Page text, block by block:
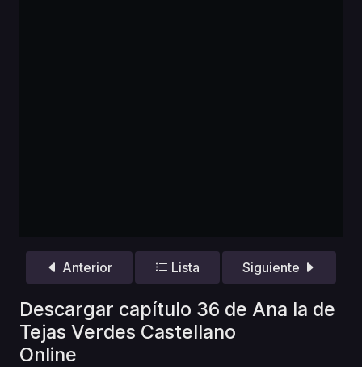
Anterior Lista Siguiente
Descargar capítulo 36 de Ana la de
Tejas Verdes Castellano
Online